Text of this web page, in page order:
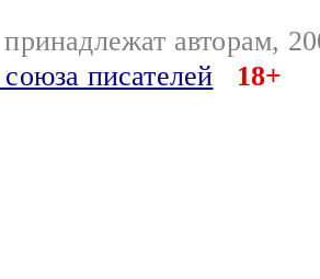
авторам,
писателей
18+